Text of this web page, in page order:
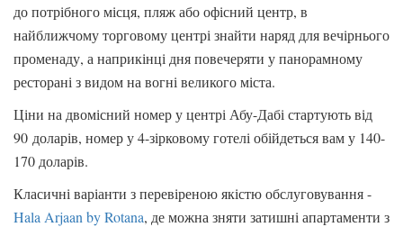
до потрібного місця, пляж або офісний центр, в
найближчому торговому центрі знайти наряд для вечірнього
променаду, а наприкінці дня повечеряти у панорамному
ресторані з видом на вогні великого міста.
Ціни на двомісний номер у центрі Абу-Дабі стартують від
90 доларів, номер у 4-зірковому готелі обійдеться вам у 140-
170 доларів.
Класичні варіанти з перевіреною якістю обслуговування -
Hala Arjaan by Rotana, де можна зняти затишні апартаменти з